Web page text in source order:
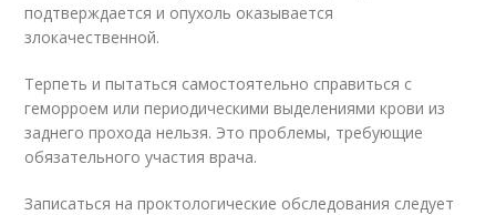
подтверждается и опухоль оказывается
злокачественной.
Терпеть и пытаться самостоятельно справиться с
геморроем или периодическими выделениями крови из
заднего прохода нельзя. Это проблемы, требующие
обязательного участия врача.
Записаться на проктологические обследования следует